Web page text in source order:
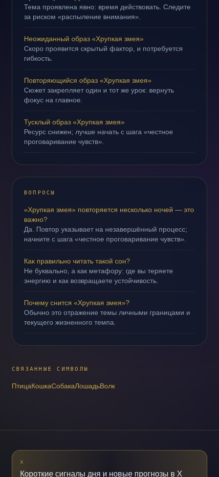
Тема проявлена явно: время действовать. Следите
за риском «распыление внимания».
Неожиданный образ «Хрупкая змея»
Скоро проявится скрытый фактор, и потребуется
гибкость.
Повторяющийся образ «Хрупкая змея»
Сюжет закрепляет один и тот же урок: вернуть
фокус на главное.
Тусклый образ «Хрупкая змея»
Ресурс снижен; лучше начать с шага «честное
проговаривание чувств».
ВОПРОСЫ
«Хрупкая змея» повторяется несколько ночей — это
важно?
Да. Повтор указывает на незавершённый процесс;
начните с шага «честное проговаривание чувств».
Как правильно читать такой сон?
Не буквально, а как метафору: где вы теряете
энергию и как возвращаете устойчивость.
Почему снится «Хрупкая змея»?
Обычно это отражение темы личными границами и
текущего жизненного темпа.
СВЯЗАННЫЕ СИМВОЛЫ
ПтицаКошкаСобакаЛошадьВолк
X
Короткие сигналы дня и новые прогнозы в X